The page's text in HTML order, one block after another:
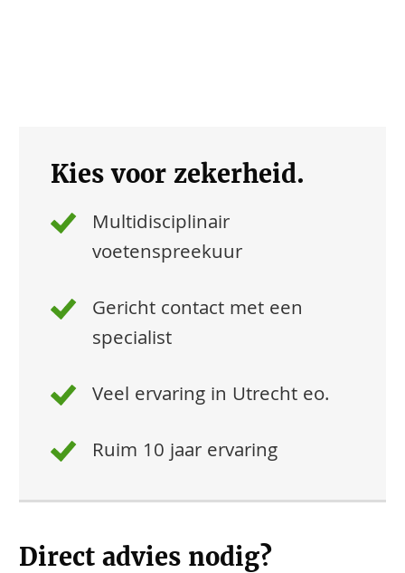
Kies voor zekerheid.
Multidisciplinair
voetenspreekuur
Gericht contact met een
specialist
Veel ervaring in Utrecht eo.
Ruim 10 jaar ervaring
Direct advies nodig?